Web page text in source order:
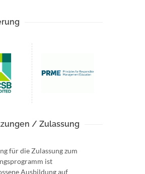
/ Zulassung
für die Zulassung zum
ist
Ausbildung auf